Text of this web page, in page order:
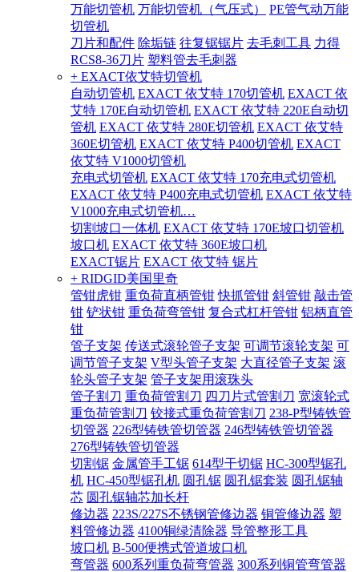
万能切管机 万能切管机（气压式）
PE管气动万能
切管机
刀片和配件 除垢链 往复锯锯片 去毛刺工具 力得
RCS8-36刀片 塑料管去毛刺器
+ EXACT依艾特切管机
自动切管机 EXACT 依艾特 170切管机 EXACT 依
艾特 170E自动切管机 EXACT 依艾特 220E自动切
管机 EXACT 依艾特 280E切管机 EXACT 依艾特
360E切管机 EXACT 依艾特 P400切管机 EXACT
依艾特 V1000切管机
充电式切管机 EXACT 依艾特 170充电式切管机
EXACT 依艾特 P400充电式切管机 EXACT 依艾特
V1000充电式切管机…
切割坡口一体机 EXACT 依艾特 170E坡口切管机
坡口机 EXACT 依艾特 360E坡口机
EXACT锯片 EXACT 依艾特 锯片
+ RIDGID美国里奇
管钳虎钳 重负荷直柄管钳 快抓管钳 斜管钳 敲击管
钳 铲状钳 重负荷弯管钳 复合式杠杆管钳 铝柄直管
钳
管子支架 传送式滚轮管子支架 可调节滚轮支架 可
调节管子支架 V型头管子支架 大直径管子支架 滚
轮头管子支架 管子支架用滚珠头
管子割刀 重负荷管割刀 四刀片式管割刀 宽滚轮式
重负荷管割刀 铰接式重负荷管割刀 238-P型铸铁管
切管器 226型铸铁管切管器 246型铸铁管切管器
276型铸铁管切管器
切割锯 金属管手工锯 614型干切锯 HC-300型锯孔
机 HC-450型锯孔机 圆孔锯 圆孔锯套装 圆孔锯轴
芯 圆孔锯轴芯加长杆
修边器 223S/227S不锈钢管修边器 铜管修边器 塑
料管修边器 4100铜绿清除器 导管整形工具
坡口机 B-500便携式管道坡口机
弯管器 600系列重负荷弯管器 300系列铜管弯管器